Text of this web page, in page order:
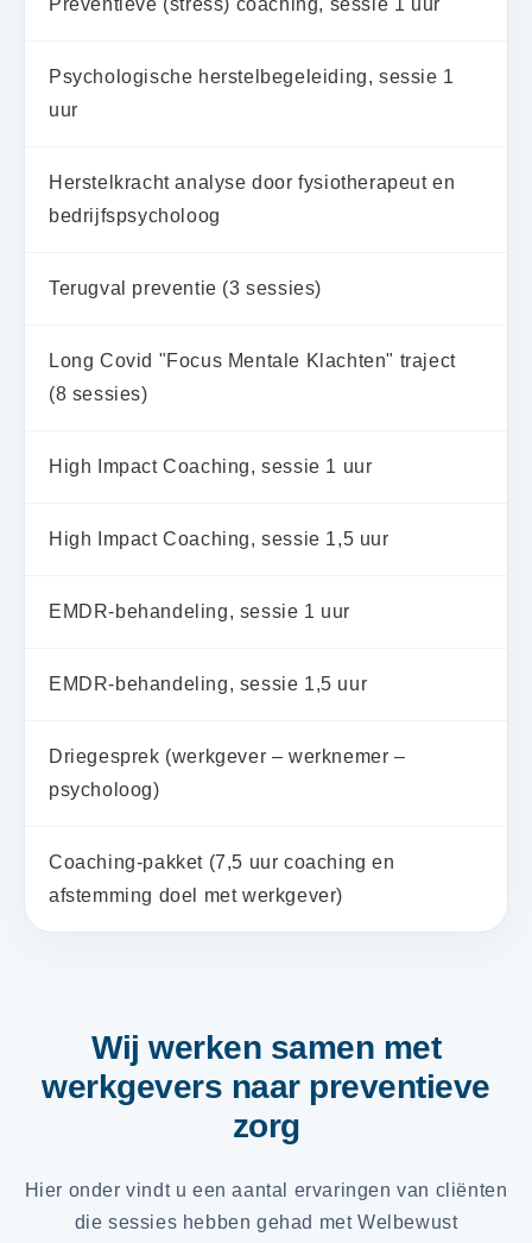
Preventieve (stress) coaching, sessie 1 uur
Psychologische herstelbegeleiding, sessie 1
uur
Herstelkracht analyse door fysiotherapeut en
bedrijfspsycholoog
Terugval preventie (3 sessies)
Long Covid "Focus Mentale Klachten" traject
(8 sessies)
High Impact Coaching, sessie 1 uur
High Impact Coaching, sessie 1,5 uur
EMDR-behandeling, sessie 1 uur
EMDR-behandeling, sessie 1,5 uur
Driegesprek (werkgever – werknemer –
psycholoog)
Coaching-pakket (7,5 uur coaching en
afstemming doel met werkgever)
Wij werken samen met
werkgevers naar preventieve
zorg
Hier onder vindt u een aantal ervaringen van cliënten
die sessies hebben gehad met Welbewust